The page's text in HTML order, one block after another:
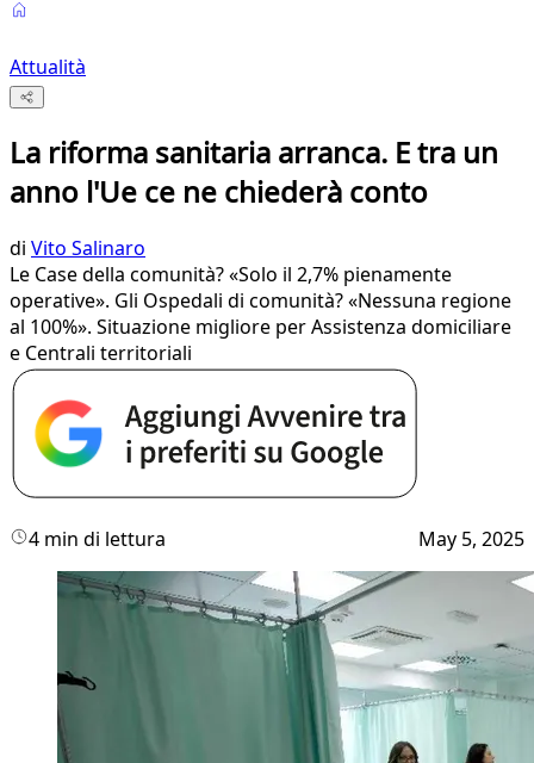
Attualità
La riforma sanitaria arranca. E tra un
anno l'Ue ce ne chiederà conto
di Vito Salinaro
Le Case della comunità? «Solo il 2,7% pienamente
operative». Gli Ospedali di comunità? «Nessuna regione
al 100%». Situazione migliore per Assistenza domiciliare
e Centrali territoriali
4 min di lettura May 5, 2025